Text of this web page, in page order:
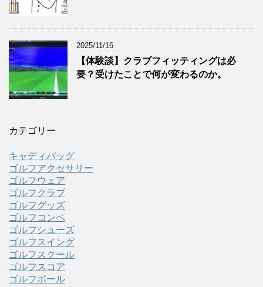
2025/11/16
【体験談】クラブフィッティングは必
要？受けたことで何が変わるのか。
カテゴリー
キャディバッグ
ゴルフアクセサリー
ゴルフウェア
ゴルフクラブ
ゴルフグッズ
ゴルフコンペ
ゴルフシューズ
ゴルフスイング
ゴルフスクール
ゴルフスコア
ゴルフボール